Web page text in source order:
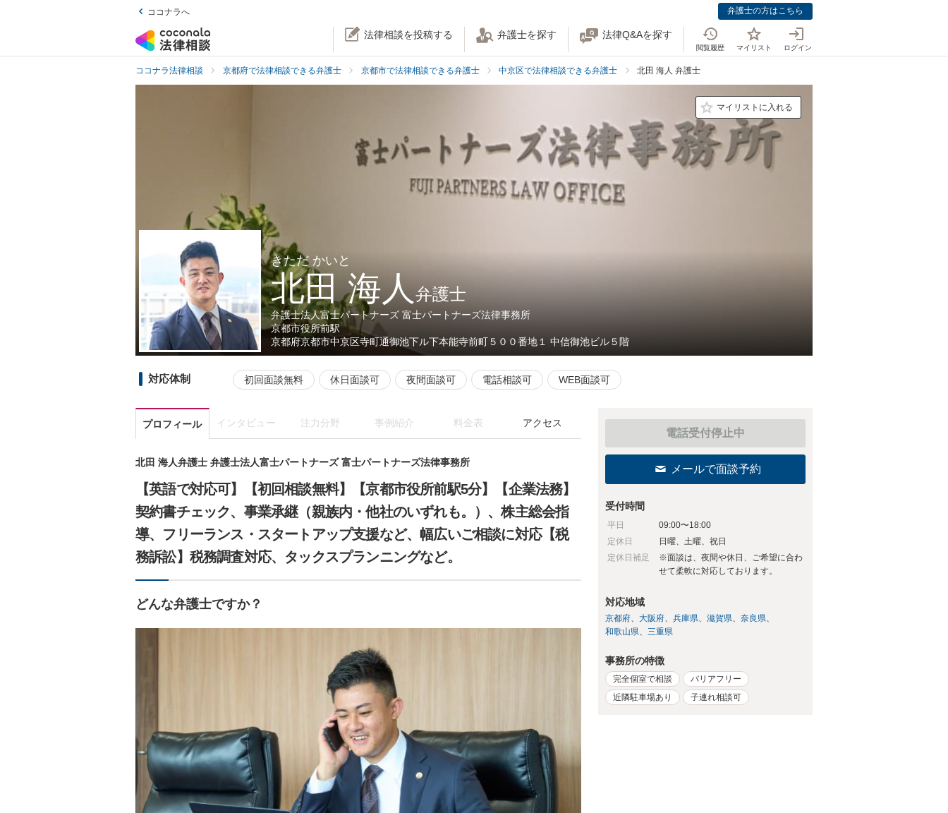
ココナラへ 弁護士の方はこちら
法律相談を投稿する 弁護士を探す 法律Q&Aを探す
閲覧履歴 マイリスト ログイン
ココナラ法律相談 京都府で法律相談できる弁護士 京都市で法律相談できる弁護士 中京区で法律相談できる弁護士 北田 海人 弁護士
マイリストに入れる
きただ かいと
北田 海人弁護士
弁護士法人富士パートナーズ 富士パートナーズ法律事務所
京都市役所前駅
京都府京都市中京区寺町通御池下ル下本能寺前町５００番地１ 中信御池ビル５階
対応体制 初回面談無料 休日面談可 夜間面談可 電話相談可 WEB面談可
プロフィール インタビュー 注力分野 事例紹介 料金表 アクセス
北田 海人弁護士 弁護士法人富士パートナーズ 富士パートナーズ法律事務所
【英語で対応可】【初回相談無料】【京都市役所前駅5分】【企業法務】
契約書チェック、事業承継（親族内・他社のいずれも。）、株主総会指
導、フリーランス・スタートアップ支援など、幅広いご相談に対応【税
務訴訟】税務調査対応、タックスプランニングなど。
どんな弁護士ですか？
電話受付停止中
メールで面談予約
受付時間
平日
09:00〜18:00
定休日
日曜、土曜、祝日
定休日補足
※面談は、夜間や休日、ご希望に合わ
せて柔軟に対応しております。
対応地域
京都府 大阪府 兵庫県 滋賀県
奈良県
和歌山県
三重県
事務所の特徴
完全個室で相談
バリアフリー
近隣駐車場あり
子連れ相談可